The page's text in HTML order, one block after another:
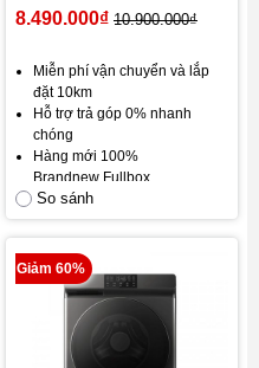
Essence giặt nhanh, 26
8.490.000₫ 10.900.000₫
Miễn phí vận chuyển và lắp
đặt 10km
Hỗ trợ trả góp 0% nhanh
chóng
Hàng mới 100%
Brandnew Fullbox
Ship hàng và vận chuyển toàn
quốc
Gói bảo hành mặc định: Bảo
hành 12 tháng, đổi mới trong
30 ngày đầu.
Gói bảo hành vàng:
bảo hành.
Cam kết hài lòng khách hàng.
So sánh
Giảm 60%